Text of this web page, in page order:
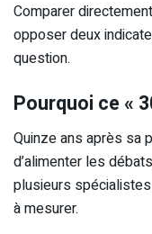
Comparer
opposer deux
question.
Pourquoi ce «
Quinze ans après sa
d’alimenter les
plusieurs
à mesurer.